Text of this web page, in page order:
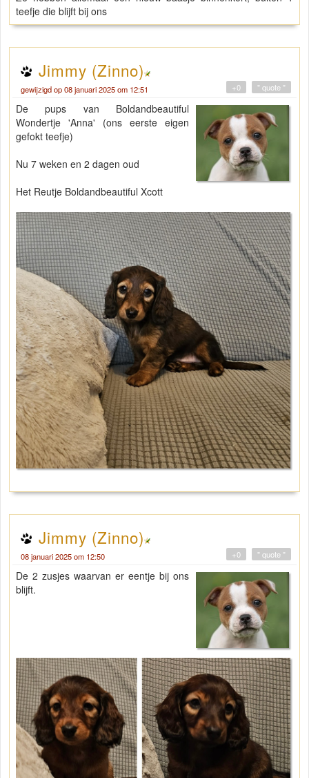
teefje die blijft bij ons
Jimmy (Zinno)
gewijzigd op 08 januari 2025 om 12:51 " quote "
+0
De pups van Boldandbeautiful
Wondertje 'Anna' (ons eerste eigen
gefokt teefje)
Nu 7 weken en 2 dagen oud
Het Reutje Boldandbeautiful Xcott
Jimmy (Zinno)
08 januari 2025 om 12:50 " quote "
+0
De 2 zusjes waarvan er eentje bij ons
blijft.